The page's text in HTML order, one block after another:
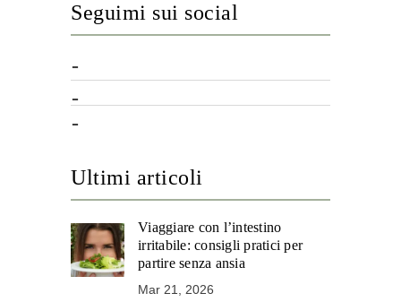
Seguimi sui social
Ultimi articoli
Viaggiare con l’intestino
irritabile: consigli pratici per
partire senza ansia
Mar 21, 2026